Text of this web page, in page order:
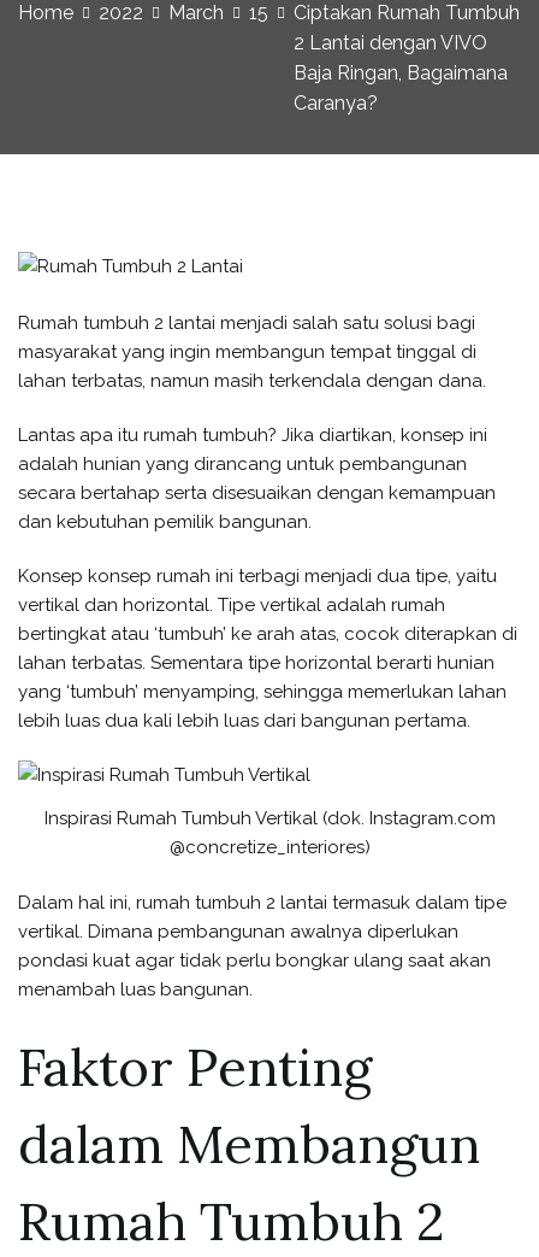
Home 2022 March 15
Ciptakan Rumah Tumbuh
2 Lantai dengan VIVO
Baja Ringan, Bagaimana
Caranya?
Rumah tumbuh 2 lantai menjadi salah satu solusi bagi
masyarakat yang ingin membangun tempat tinggal di
lahan terbatas, namun masih terkendala dengan dana.
Lantas apa itu rumah tumbuh? Jika diartikan, konsep ini
adalah hunian yang dirancang untuk pembangunan
secara bertahap serta disesuaikan dengan kemampuan
dan kebutuhan pemilik bangunan.
Konsep konsep rumah ini terbagi menjadi dua tipe, yaitu
vertikal dan horizontal. Tipe vertikal adalah rumah
bertingkat atau ‘tumbuh’ ke arah atas, cocok diterapkan di
lahan terbatas. Sementara tipe horizontal berarti hunian
yang ‘tumbuh’ menyamping, sehingga memerlukan lahan
lebih luas dua kali lebih luas dari bangunan pertama.
Inspirasi Rumah Tumbuh Vertikal (dok. Instagram.com
@concretize_interiores)
Dalam hal ini, rumah tumbuh 2 lantai termasuk dalam tipe
vertikal. Dimana pembangunan awalnya diperlukan
pondasi kuat agar tidak perlu bongkar ulang saat akan
menambah luas bangunan.
Faktor Penting
dalam Membangun
Rumah Tumbuh 2